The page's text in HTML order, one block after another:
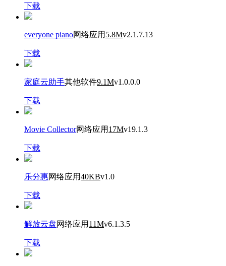
下载
everyone piano网络应用 5.8Mv2.1.7.13
下载
家庭云助手其他软件9.1Mv1.0.0.0
下载
Movie Collector网络应用 17Mv19.1.3
下载
乐分惠网络应用40KBv1.0
下载
解放云盘网络应用 11Mv6.1.3.5
下载